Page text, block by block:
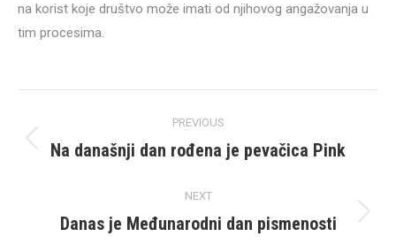
na korist koje društvo može imati od njihovog angažovanja u
tim procesima.
navigation
PREVIOUS
Previous
Na današnji dan rođena je pevačica Pink
NEXT
Next
Danas je Međunarodni dan pismenosti